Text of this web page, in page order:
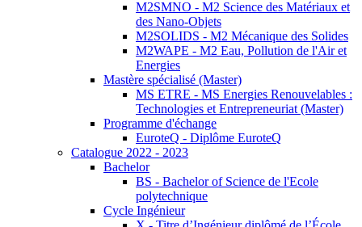
M2SMNO - M2 Science des Matériaux et
des Nano-Objets
M2SOLIDS - M2 Mécanique des Solides
M2WAPE - M2 Eau, Pollution de l'Air et
Energies
Mastère spécialisé (Master)
MS ETRE - MS Energies Renouvelables :
Technologies et Entrepreneuriat (Master)
Programme d'échange
EuroteQ - Diplôme EuroteQ
Catalogue 2022 - 2023
Bachelor
BS - Bachelor of Science de l'Ecole
polytechnique
Cycle Ingénieur